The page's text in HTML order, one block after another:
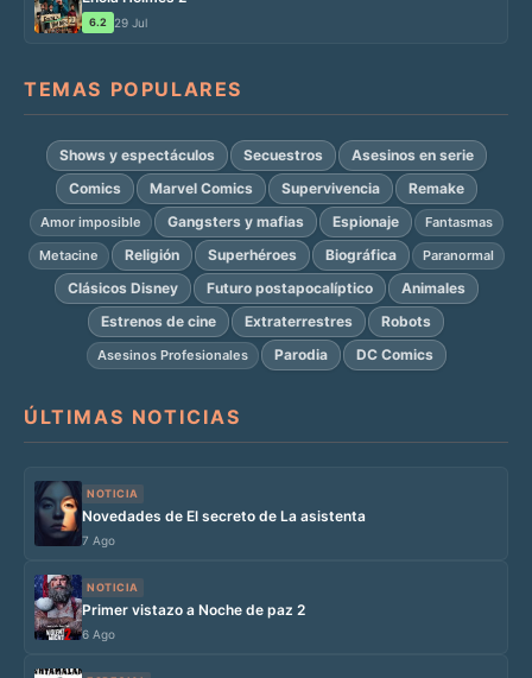
6.2 29 Jul
TEMAS POPULARES
Shows y espectáculos Secuestros
Asesinos en serie
Comics
Marvel Comics Supervivencia Remake
Amor imposible Gangsters y mafias Espionaje
Fantasmas
Metacine
Religión Superhéroes Biográfica Paranormal
Clásicos Disney Futuro postapocalíptico
Animales
Estrenos de cine
Extraterrestres Robots
Asesinos Profesionales Parodia DC Comics
ÚLTIMAS NOTICIAS
NOTICIA
Novedades de El secreto de La asistenta
7 Ago
NOTICIA
Primer vistazo a Noche de paz 2
6 Ago